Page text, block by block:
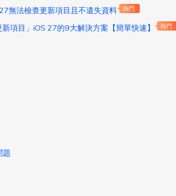
無法檢查更新項目且不遺失資料
熱門
項目」iOS 27的9大解決方案【簡單快速】 熱門
題